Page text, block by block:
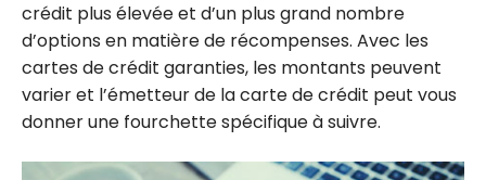
crédit plus élevée et d’un plus grand nombre
d’options en matière de récompenses. Avec les
cartes de crédit garanties, les montants peuvent
varier et l’émetteur de la carte de crédit peut vous
donner une fourchette spécifique à suivre.